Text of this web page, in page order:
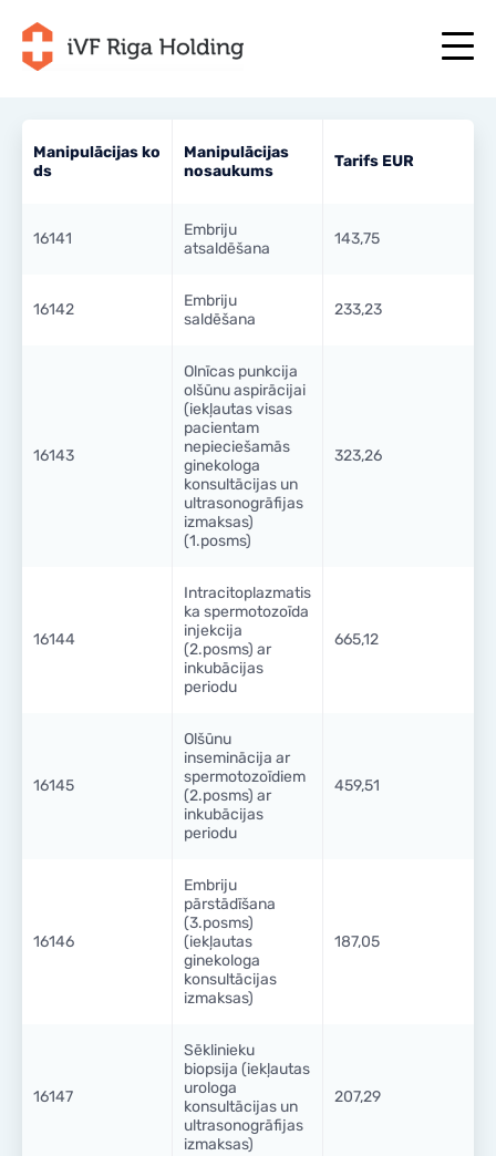
ĀRSTĒŠANA
RU
NO
ĀRSTĒŠANA
NODERĪGI
Manipulācijas ko
ds
Manipulācijas
nosaukums
Tarifs EUR
16141
Embriju
atsaldēšana
143,75
16142
Embriju
saldēšana
233,23
16143
Olnīcas punkcija
olšūnu aspirācijai
(iekļautas visas
pacientam
nepieciešamās
ginekologa
konsultācijas un
ultrasonogrāfijas
izmaksas)
(1.posms)
323,26
16144
Intracitoplazmatis
ka spermotozoīda
injekcija
(2.posms) ar
inkubācijas
periodu
665,12
16145
Olšūnu
inseminācija ar
spermotozoīdiem
(2.posms) ar
inkubācijas
periodu
459,51
16146
Embriju
pārstādīšana
(3.posms)
(iekļautas
ginekologa
konsultācijas
izmaksas)
187,05
16147
Sēklinieku
biopsija (iekļautas
urologa
konsultācijas un
ultrasonogrāfijas
izmaksas)
207,29